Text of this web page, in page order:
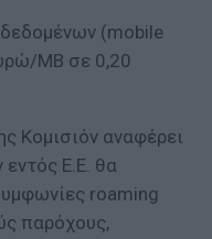
(mobile
MB σε 0,20
Κομισιόν αναφέρει
εντός Ε.Ε. θα
roaming
παρόχους,